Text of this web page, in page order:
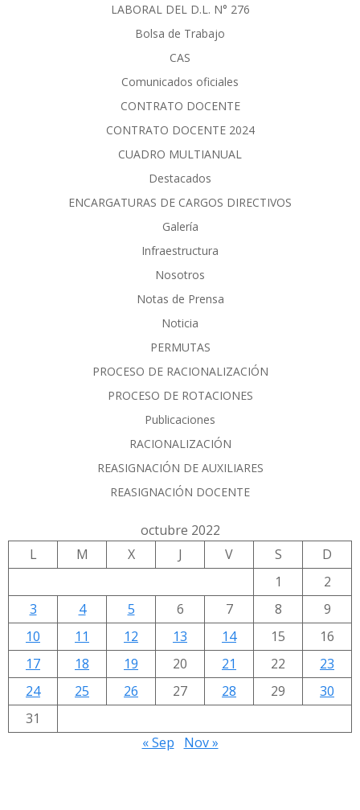
LABORAL DEL D.L. N° 276
Bolsa de Trabajo
CAS
Comunicados oficiales
CONTRATO DOCENTE
CONTRATO DOCENTE 2024
CUADRO MULTIANUAL
Destacados
ENCARGATURAS DE CARGOS DIRECTIVOS
Galería
Infraestructura
Nosotros
Notas de Prensa
Noticia
PERMUTAS
PROCESO DE RACIONALIZACIÓN
PROCESO DE ROTACIONES
Publicaciones
RACIONALIZACIÓN
REASIGNACIÓN DE AUXILIARES
REASIGNACIÓN DOCENTE
octubre 2022
L
M X J V S
D
1
2
3
4 5 6 7 8
9
10
11 12 13 14 15
16
17
18 19 20 21 22
23
24
25 26 27 28 29
30
31
« Sep
Nov »